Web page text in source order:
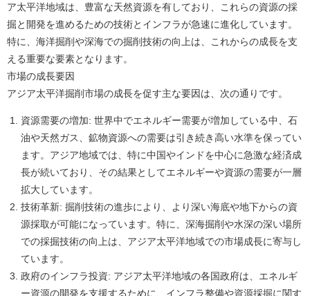
ア太平洋地域は、豊富な天然資源を有しており、これらの資源の採
掘と開発を進めるための技術とインフラが急速に進化しています。
特に、海洋掘削や深海での掘削技術の向上は、これからの成長を支
える重要な要素となります。
市場の成長要因
アジア太平洋掘削市場の成長を促す主な要因は、次の通りです。
資源需要の増加: 世界中でエネルギー需要が増加している中、石
油や天然ガス、鉱物資源への需要は引き続き高い水準を保ってい
ます。アジア地域では、特に中国やインドを中心に急激な経済成
長が続いており、その結果としてエネルギーや資源の需要が一層
拡大しています。
技術革新: 掘削技術の進歩により、より深い海底や地下からの資
源採取が可能になっています。特に、深海掘削や水深の深い場所
での採掘技術の向上は、アジア太平洋地域での市場成長に寄与し
ています。
政府のインフラ投資: アジア太平洋地域の各国政府は、エネルギ
ー資源の開発を支援するために、インフラ整備や資源採掘に関す